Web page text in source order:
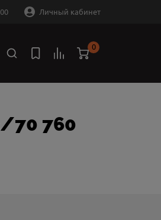
Личный кабинет
0
70 760